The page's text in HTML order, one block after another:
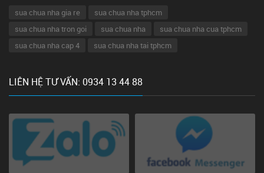
sua chua nha gia re
sua chua nha tphcm
sua chua nha tron goi
sua chua nha
sua chua nha cua tphcm
sua chua nha cap 4
sua chua nha tai tphcm
LIÊN HỆ TƯ VẤN: 0934 13 44 88